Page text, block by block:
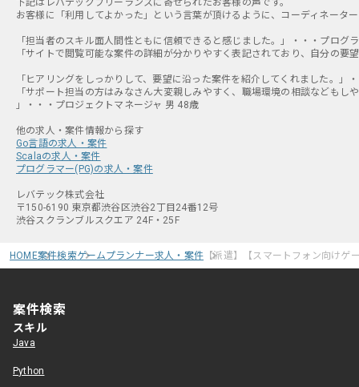
下記はレバテックフリーランスに寄せられたお客様の声です。
お客様に「利用してよかった」という言葉が頂けるように、コーディネータ
「担当者のスキル面人間性ともに信頼できると感じました。」・・・プログ
「サイトで閲覧可能な案件の詳細が分かりやすく表記されており、自分の
「ヒアリングをしっかりして、要望に沿った案件を紹介してくれました。」
「サポート担当の方はみなさん大変親しみやすく、職場環境の相談などもし
」・・・プロジェクトマネージャ 男 48歳
Go言語の求人・案件
Scalaの求人・案件
プログラマー(PG)の求人・案件
レバテック株式会社
〒150-6190 東京都渋谷区渋谷2丁目24番12号
渋谷スクランブルスクエア 24F・25F
HOME案件検索ゲームプランナー求人・案件 【派遣】【スマートフォン向けゲ
案件検索
スキル
Java
Python